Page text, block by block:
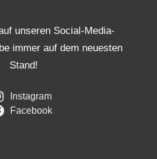
unseren Social-Media-
immer auf dem neuesten
Stand!
Instagram
Facebook